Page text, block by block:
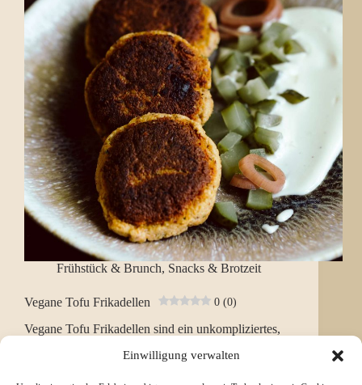
Einwilligung verwalten
Frühstück & Brunch, Snacks & Brotzeit
Vegane Tofu Frikadellen 0 (0)
Vegane Tofu Frikadellen sind ein unkompliziertes,
eignet. Sie kommen ohne aufwendige Zutaten aus,